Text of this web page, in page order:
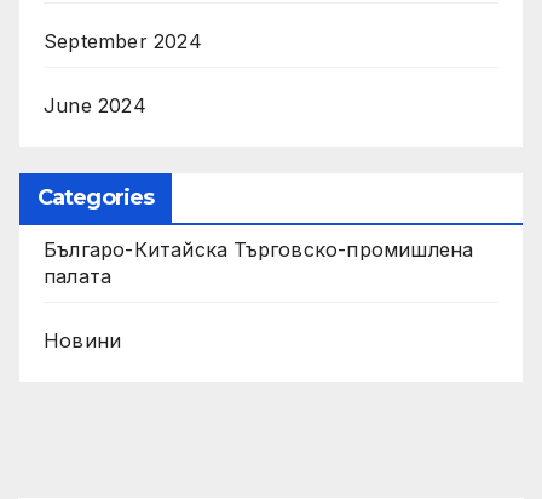
September 2024
June 2024
Categories
Българо-Китайска Търговско-промишлена
палaта
Новини